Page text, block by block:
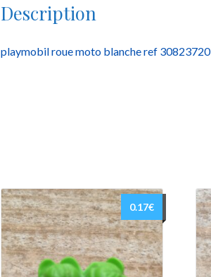
Description
playmobil roue moto blanche ref 30823720
0.17€